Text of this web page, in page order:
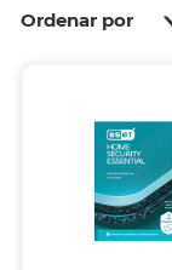
Ordenar por